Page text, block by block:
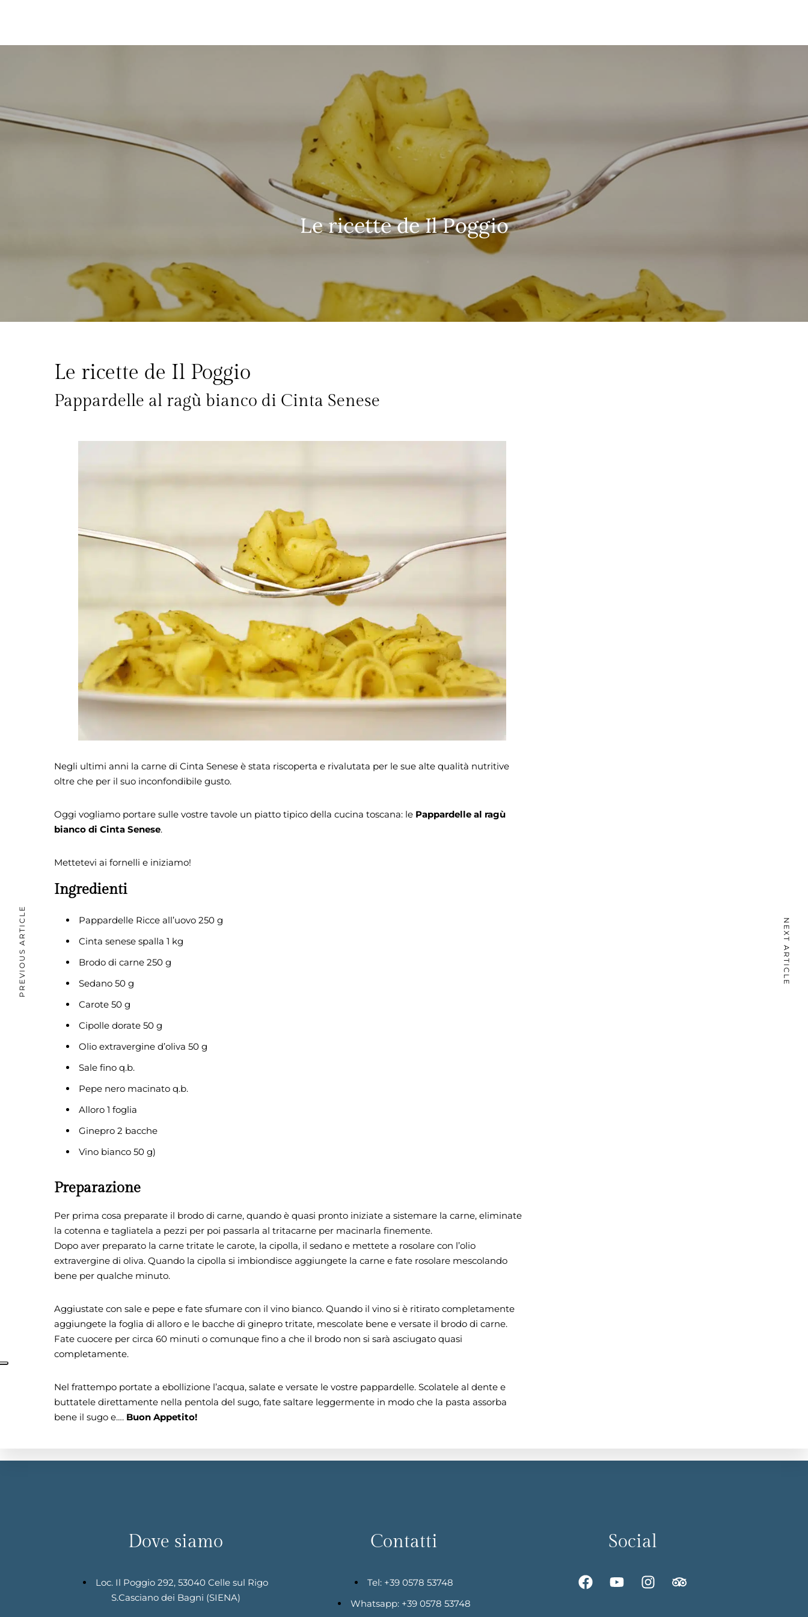
PRENOTA
info@ilpoggio.net
SHARING SHOP
Le ricette de Il Poggio
Le ricette de Il Poggio
Pappardelle al ragù bianco di Cinta Senese
Negli ultimi anni la carne di Cinta Senese è stata riscoperta e rivalutata per le sue alte qualità nutritive
oltre che per il suo inconfondibile gusto.
Oggi vogliamo portare sulle vostre tavole un piatto tipico della cucina toscana: le Pappardelle al ragù
bianco di Cinta Senese.
Mettetevi ai fornelli e iniziamo!
Ingredienti
Pappardelle Ricce all’uovo 250 g
Cinta senese spalla 1 kg
Brodo di carne 250 g
Sedano 50 g
Carote 50 g
Cipolle dorate 50 g
Olio extravergine d’oliva 50 g
Sale fino q.b.
Pepe nero macinato q.b.
Alloro 1 foglia
Ginepro 2 bacche
Vino bianco 50 g)
Preparazione
Per prima cosa preparate il brodo di carne, quando è quasi pronto iniziate a sistemare la carne, eliminate
la cotenna e tagliatela a pezzi per poi passarla al tritacarne per macinarla finemente.
Dopo aver preparato la carne tritate le carote, la cipolla, il sedano e mettete a rosolare con l’olio
extravergine di oliva. Quando la cipolla si imbiondisce aggiungete la carne e fate rosolare mescolando
bene per qualche minuto.
Aggiustate con sale e pepe e fate sfumare con il vino bianco. Quando il vino si è ritirato completamente
aggiungete la foglia di alloro e le bacche di ginepro tritate, mescolate bene e versate il brodo di carne.
Fate cuocere per circa 60 minuti o comunque fino a che il brodo non si sarà asciugato quasi
completamente.
Nel frattempo portate a ebollizione l’acqua, salate e versate le vostre pappardelle. Scolatele al dente e
buttatele direttamente nella pentola del sugo, fate saltare leggermente in modo che la pasta assorba
bene il sugo e…. Buon Appetito!
PREVIOUS ARTICLE NEXT ARTICLE
Dove siamo
Loc. Il Poggio 292, 53040 Celle sul Rigo
S.Casciano dei Bagni (SIENA)
Contatti
Tel: +39 0578 53748
Whatsapp: +39 0578 53748
Social